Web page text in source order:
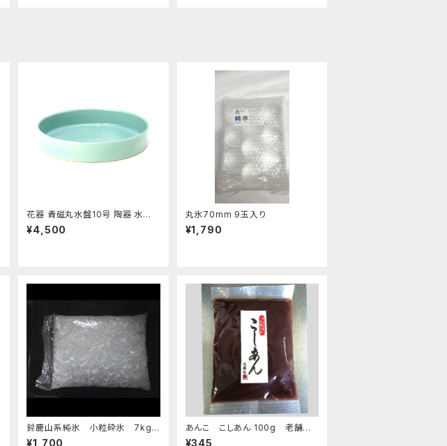
花器 青磁丸水盤10号 陶器 水盤
花瓶 フラワーベース
¥4,500
丸氷70mm 9玉入り
¥1,790
鈴鹿山系純氷 小粒砕氷 7kg
¥1,700
あんこ こしあん 100g 老舗あ
んこ屋のこだわり餡【クリックポス
¥345